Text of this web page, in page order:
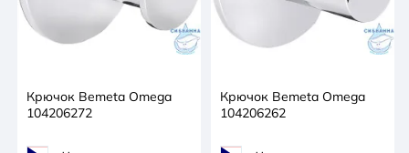
Крючок Bemeta Omega
104206272
Крючок Bemeta Omega
104206262